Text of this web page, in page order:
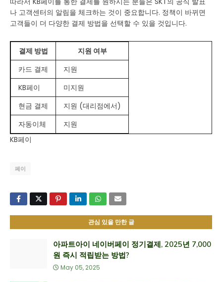
나 고객센터의 알림을 체크하는 것이 중요합니다. 정책이 바뀌면
고객들이 더 다양한 결제 방법을 선택할 수 있을 것입니다.
결제 방법
지원 여부
카드 결제
지원
KB페이
미지원
현금 결제
지원 (대리점에서)
자동이체
지원
KB페이
페이
관심 있을 만한 글
아파트아이 네이버페이 정기결제, 2025년 7,000
원 즉시 적립받는 방법?
May 05, 2025